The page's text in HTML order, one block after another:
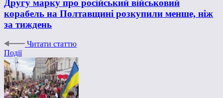
Другу марку про російський військовий
корабель на Полтавщині розкупили менше, ніж
за тиждень
Читати статтю
Події